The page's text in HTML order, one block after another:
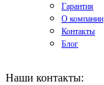
Гарантия
О компании
Контакты
Блог
Наши контакты: